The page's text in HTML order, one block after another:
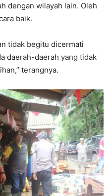
dengan wilayah lain. Oleh
baik.
tidak begitu dicermati
daerah-daerah yang tidak
terangnya.